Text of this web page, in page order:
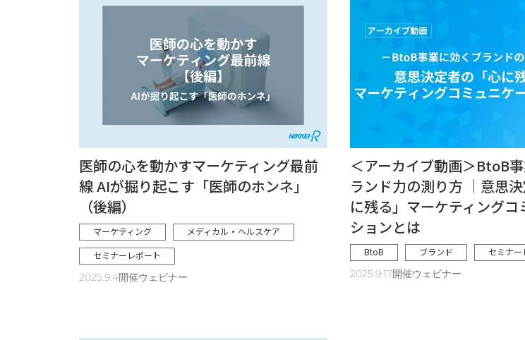
医師の心を動かすマーケティング最前
線 AIが掘り起こす「医師のホンネ」
（後編）
マーケティング
メディカル・ヘルスケア
セミナーレポート
2025.9.4開催ウェビナー
＜アーカイブ動画＞BtoB
ランド力の測り方 ｜意思
に残る」マーケティングコ
ションとは
BtoB ブランド セミナー
2025.9.17開催ウェビナー